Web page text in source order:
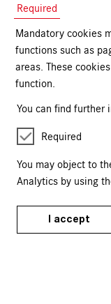
Required
Mandatory cookies
functions such as
areas. These
function.
You can find further
Required
You may object to
Analytics by using
I accept
Kartäusergasse 1
90402 Nürnberg
Tickets
Events Calendar
Tours & Events
Publications
Merchandise